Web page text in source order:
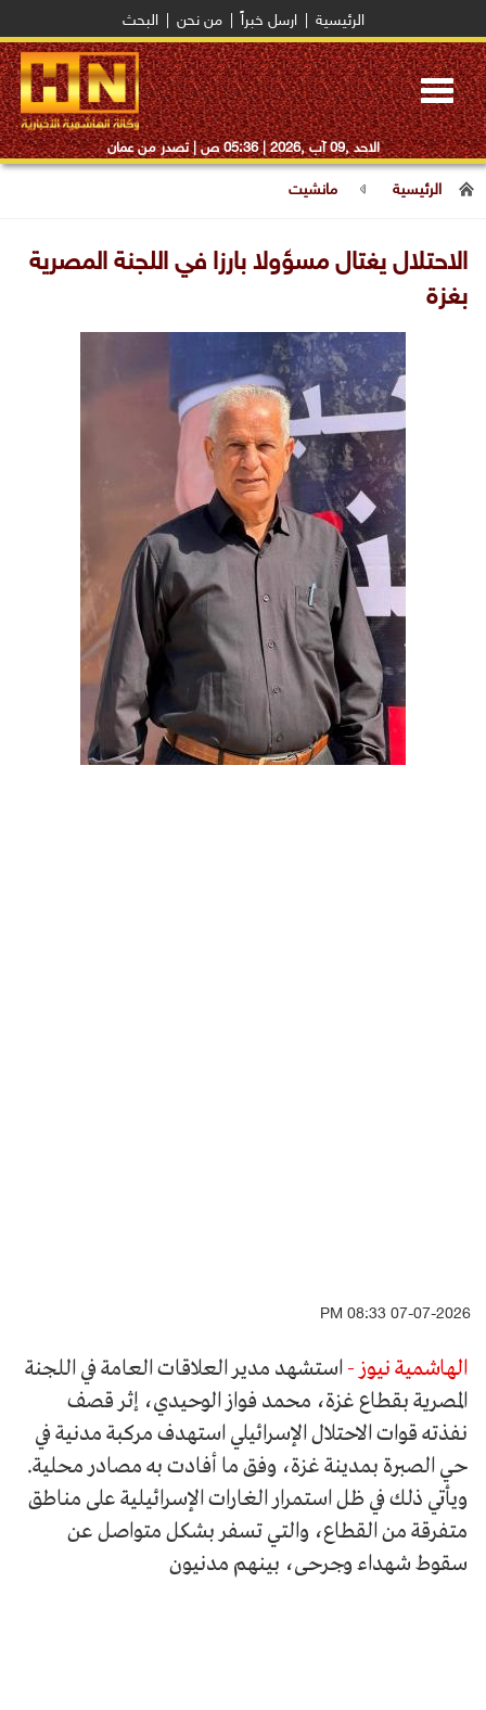
الرئيسية ارسل خبراً من نحن البحث
Toggle
navigation
الاحد ,09 آب ,2026 | 05:36 ص | تصدر من عمان
الرئيسية مانشيت
الاحتلال يغتال مسؤولا بارزا في اللجنة المصرية
بغزة
07-07-2026 08:33 PM
الهاشمية نيوز - استشهد مدير العلاقات العامة في اللجنة
المصرية بقطاع غزة، محمد فواز الوحيدي، إثر قصف
نفذته قوات الاحتلال الإسرائيلي استهدف مركبة مدنية في
حي الصبرة بمدينة غزة، وفق ما أفادت به مصادر محلية.
ويأتي ذلك في ظل استمرار الغارات الإسرائيلية على مناطق
متفرقة من القطاع، والتي تسفر بشكل متواصل عن
سقوط شهداء وجرحى، بينهم مدنيون